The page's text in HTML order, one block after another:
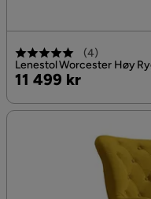
(4)
Lenestol Worcester Høy
Pris
11 499 kr